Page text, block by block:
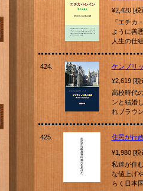
¥2,420 [
『エチカ
ように善
人生の仕
424.
ケンブリ
¥2,619 [
高校時代
ンと結婚
れブラウ
425. 住民が行
¥1,980 [
私達が住
な値上げ
らく日本